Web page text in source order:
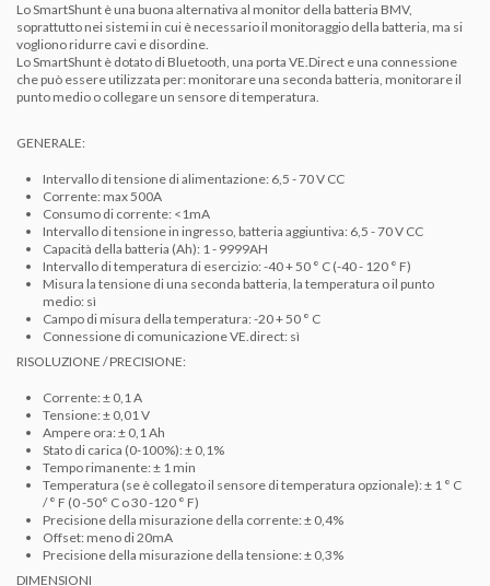
Lo SmartShunt è una buona alternativa al monitor della batteria BMV,
soprattutto nei sistemi in cui è necessario il monitoraggio della batteria, ma si
vogliono ridurre cavi e disordine.
Lo SmartShunt è dotato di Bluetooth, una porta VE.Direct e una connessione
che può essere utilizzata per: monitorare una seconda batteria, monitorare il
punto medio o collegare un sensore di temperatura.
GENERALE:
Intervallo di tensione di alimentazione: 6,5 - 70 V CC
Corrente: max 500A
Consumo di corrente: <1mA
Intervallo di tensione in ingresso, batteria aggiuntiva: 6,5 - 70 V CC
Capacità della batteria (Ah): 1 - 9999AH
Intervallo di temperatura di esercizio: -40 + 50 ° C (-40 - 120 ° F)
Misura la tensione di una seconda batteria, la temperatura o il punto
medio: sì
Campo di misura della temperatura: -20 + 50 ° C
Connessione di comunicazione VE.direct: sì
RISOLUZIONE / PRECISIONE:
Corrente: ± 0,1 A
Tensione: ± 0,01 V
Ampere ora: ± 0,1 Ah
Stato di carica (0-100%): ± 0,1%
Tempo rimanente: ± 1 min
Temperatura (se è collegato il sensore di temperatura opzionale): ± 1 ° C
/ ° F (0 -50° C o 30 -120 ° F)
Precisione della misurazione della corrente: ± 0,4%
Offset: meno di 20mA
Precisione della misurazione della tensione: ± 0,3%
DIMENSIONI